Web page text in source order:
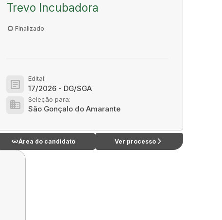
Trevo Incubadora
Finalizado
article Edital:
17/2026 - DG/SGA
domain Seleção para:
São Gonçalo do Amarante
linkÁrea do candidato Ver processo arrow_forward_ios